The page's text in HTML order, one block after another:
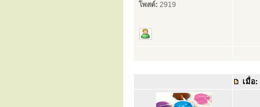
โพสต์: 2919
เมื่อ: